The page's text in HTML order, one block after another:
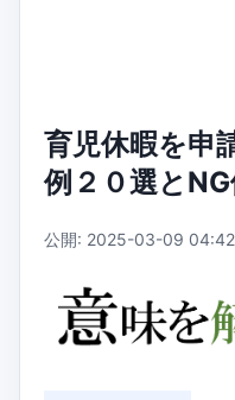
育児休暇を申
例２０選とNG
公開: 2025-03-09